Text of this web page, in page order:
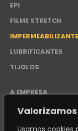
Usamos cookies
EPI
FILME STRETCH
LUBRIFICANTES
TIJOLOS
A EMPRESA
POLÍTICA DE